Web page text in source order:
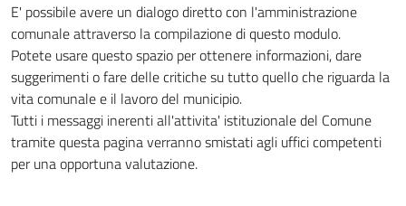
E' possibile avere un dialogo diretto con l'amministrazione
comunale attraverso la compilazione di questo modulo.
Potete usare questo spazio per ottenere informazioni, dare
suggerimenti o fare delle critiche su tutto quello che riguarda la
vita comunale e il lavoro del municipio.
Tutti i messaggi inerenti all'attivita' istituzionale del Comune
tramite questa pagina verranno smistati agli uffici competenti
per una opportuna valutazione.